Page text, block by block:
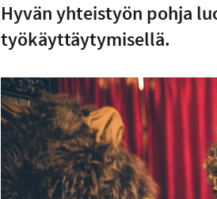
Hyvän yhteistyön pohja
työkäyttäytymisellä.